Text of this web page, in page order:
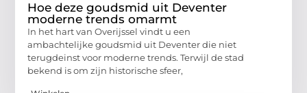
Hoe deze goudsmid uit Deventer
moderne trends omarmt
In het hart van Overijssel vindt u een
ambachtelijke goudsmid uit Deventer die niet
terugdeinst voor moderne trends. Terwijl de stad
bekend is om zijn historische sfeer,